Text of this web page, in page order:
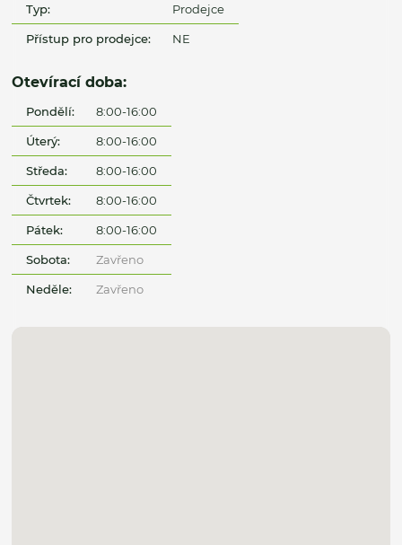
Typ: Prodejce
Přístup pro prodejce: NE
Otevírací doba:
Pondělí: 8:00-16:00
Úterý: 8:00-16:00
Středa: 8:00-16:00
Čtvrtek: 8:00-16:00
Pátek: 8:00-16:00
Sobota: Zavřeno
Neděle: Zavřeno